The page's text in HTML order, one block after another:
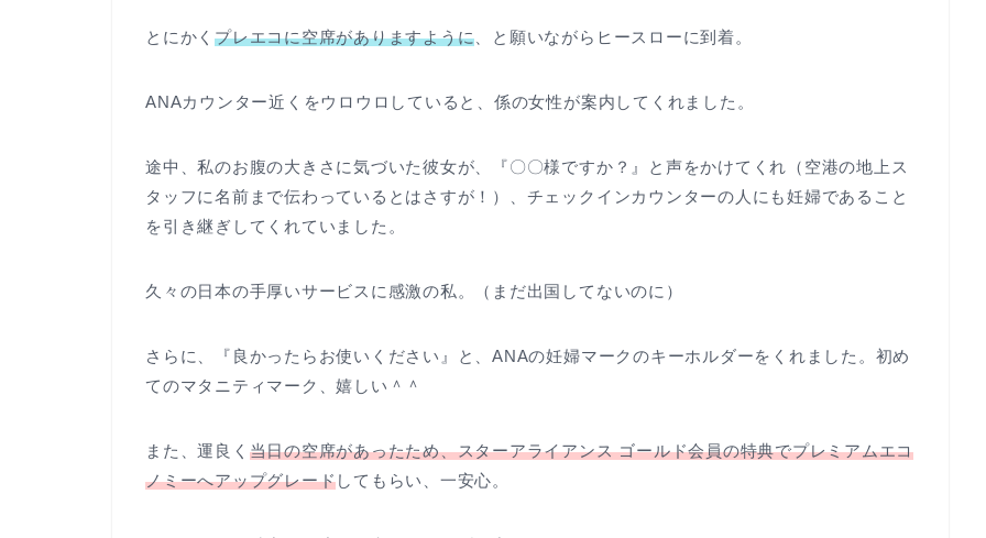
とにかくプレエコに空席がありますように 、と願いながらヒースローに到着。
ANAカウンター近くをウロウロしていると、係の女性が案内してくれました。
途中、私のお腹の大きさに気づいた彼女が、『〇〇様ですか？』と声をかけてくれ（空港の地上ス
タッフに名前まで伝わっているとはさすが！）、チェックインカウンターの人にも妊婦であること
を引き継ぎしてくれていました。
久々の日本の手厚いサービスに感激の私。（まだ出国してないのに）
さらに、『良かったらお使いください』と、ANAの妊婦マークのキーホルダーをくれました。初め
てのマタニティマーク、嬉しい＾＾
また、運良く 当日の空席があったため、スターアライアンス ゴールド会員の特典でプレミアムエコ
ノミーへアップグレードしてもらい、一安心。